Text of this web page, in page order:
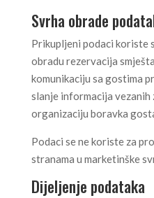
Svrha obrade
Prikupljeni podaci koriste
obradu rezervacija
komunikaciju sa gostima
slanje informacija vezanih
organizaciju boravka
Podaci se ne koriste za
stranama u marketinške
Dijeljenje podataka